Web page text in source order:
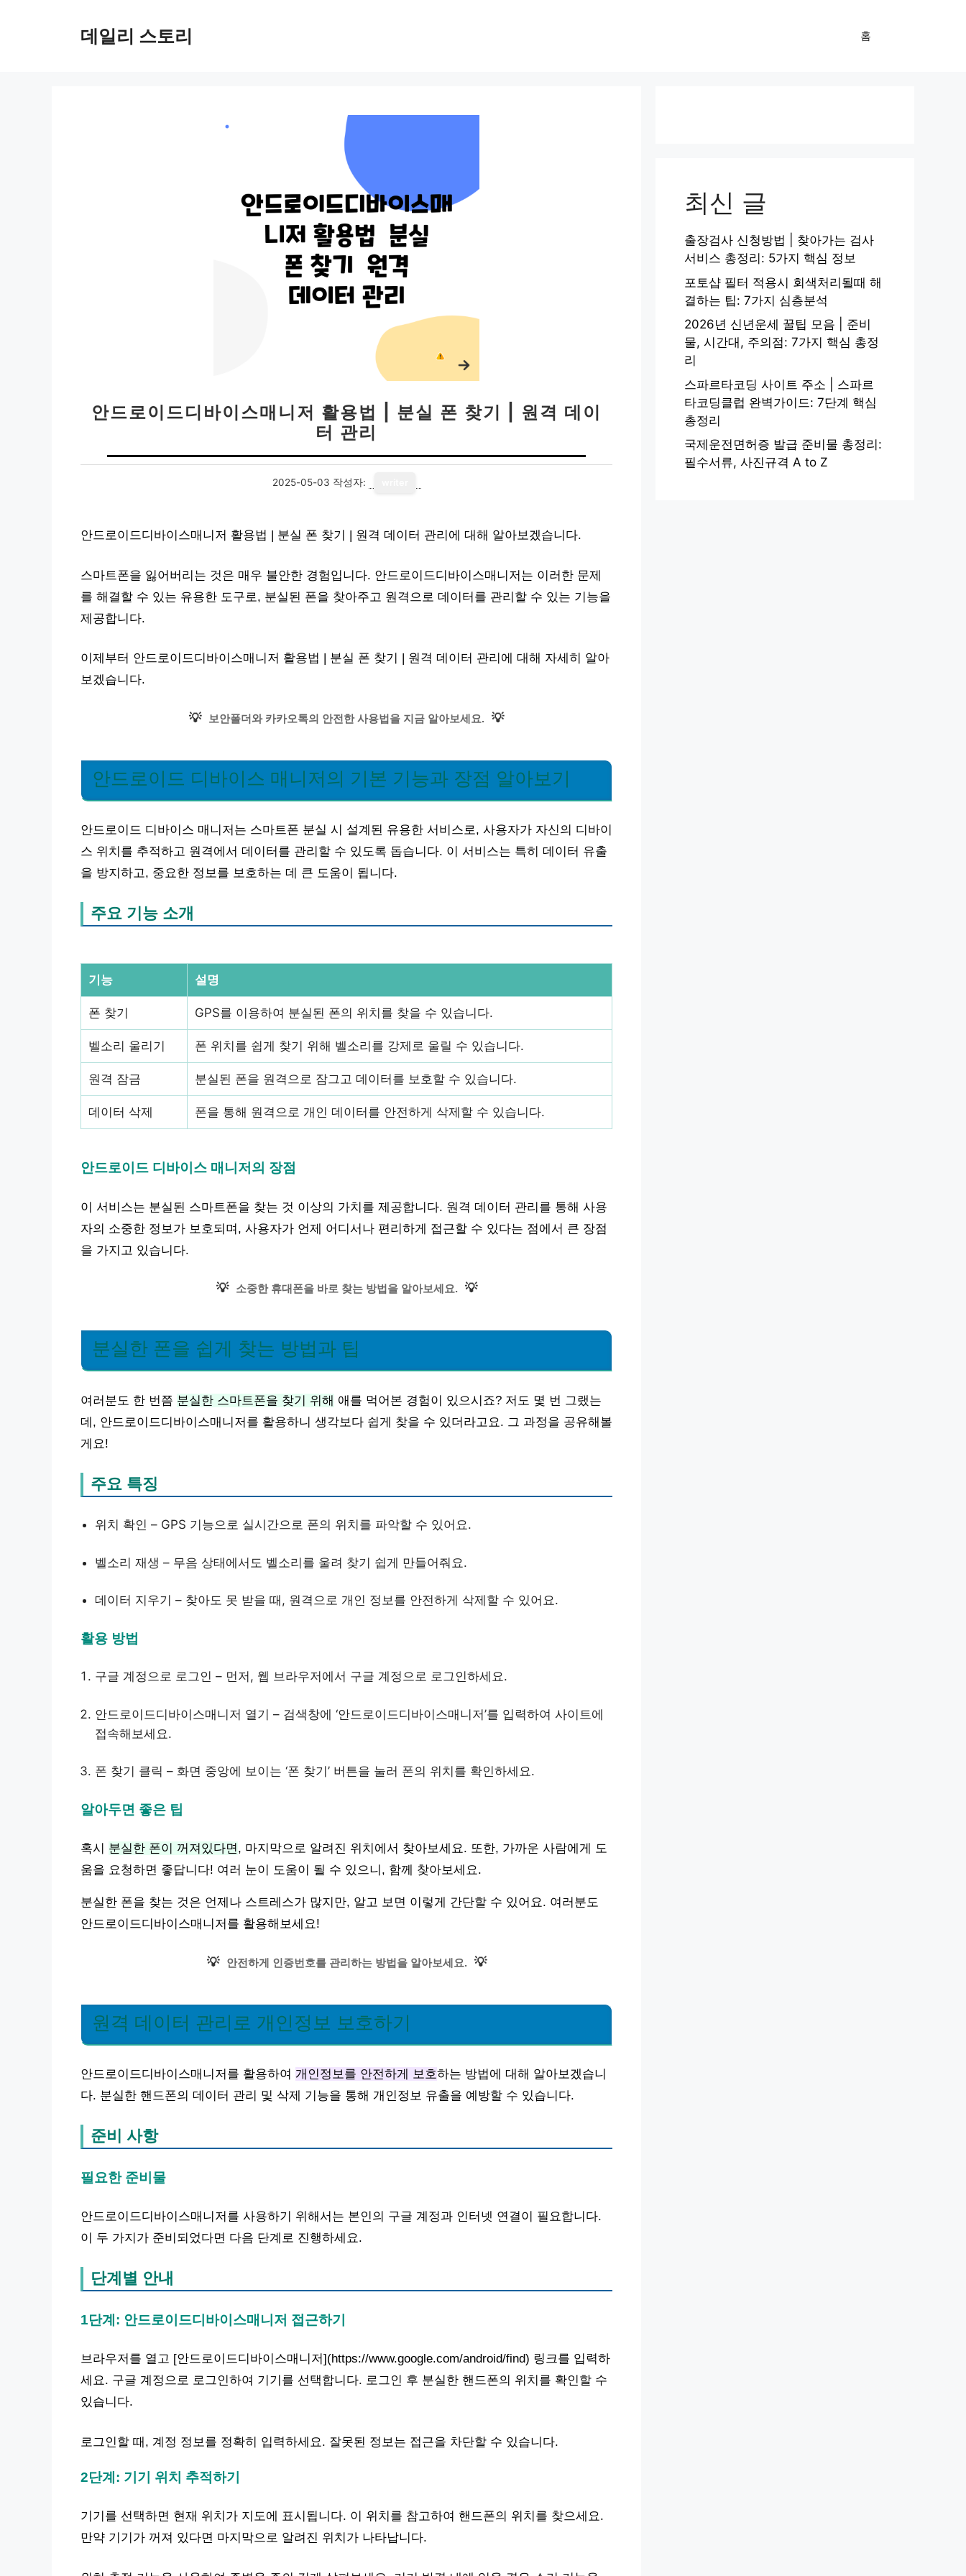
데일리 스토리 홈
안드로이드디바이스매니저 활용법 | 분실 폰 찾기 | 원격 데이
터 관리
2025-05-03 작성자:
안드로이드디바이스매니저 활용법 | 분실 폰 찾기 | 원격 데이터 관리에 대해 알아보겠습니다.
스마트폰을 잃어버리는 것은 매우 불안한 경험입니다. 안드로이드디바이스매니저는 이러한 문제
를 해결할 수 있는 유용한 도구로, 분실된 폰을 찾아주고 원격으로 데이터를 관리할 수 있는 기능을
제공합니다.
이제부터 안드로이드디바이스매니저 활용법 | 분실 폰 찾기 | 원격 데이터 관리에 대해 자세히 알아
보겠습니다.
💡 보안폴더와 카카오톡의 안전한 사용법을 지금 알아보세요. 💡
안드로이드 디바이스 매니저의 기본 기능과 장점 알아보기
안드로이드 디바이스 매니저는 스마트폰 분실 시 설계된 유용한 서비스로, 사용자가 자신의 디바이
스 위치를 추적하고 원격에서 데이터를 관리할 수 있도록 돕습니다. 이 서비스는 특히 데이터 유출
을 방지하고, 중요한 정보를 보호하는 데 큰 도움이 됩니다.
주요 기능 소개
기능 설명
폰 찾기 GPS를 이용하여 분실된 폰의 위치를 찾을 수 있습니다.
벨소리 울리기 폰 위치를 쉽게 찾기 위해 벨소리를 강제로 울릴 수 있습니다.
원격 잠금 분실된 폰을 원격으로 잠그고 데이터를 보호할 수 있습니다.
데이터 삭제 폰을 통해 원격으로 개인 데이터를 안전하게 삭제할 수 있습니다.
안드로이드 디바이스 매니저의 장점
이 서비스는 분실된 스마트폰을 찾는 것 이상의 가치를 제공합니다. 원격 데이터 관리를 통해 사용
자의 소중한 정보가 보호되며, 사용자가 언제 어디서나 편리하게 접근할 수 있다는 점에서 큰 장점
을 가지고 있습니다.
💡 소중한 휴대폰을 바로 찾는 방법을 알아보세요. 💡
분실한 폰을 쉽게 찾는 방법과 팁
여러분도 한 번쯤 분실한 스마트폰을 찾기 위해 애를 먹어본 경험이 있으시죠? 저도 몇 번 그랬는
데, 안드로이드디바이스매니저를 활용하니 생각보다 쉽게 찾을 수 있더라고요. 그 과정을 공유해볼
게요!
주요 특징
위치 확인 – GPS 기능으로 실시간으로 폰의 위치를 파악할 수 있어요.
벨소리 재생 – 무음 상태에서도 벨소리를 울려 찾기 쉽게 만들어줘요.
데이터 지우기 – 찾아도 못 받을 때, 원격으로 개인 정보를 안전하게 삭제할 수 있어요.
활용 방법
구글 계정으로 로그인 – 먼저, 웹 브라우저에서 구글 계정으로 로그인하세요.
안드로이드디바이스매니저 열기 – 검색창에 ‘안드로이드디바이스매니저’를 입력하여 사이트에
접속해보세요.
폰 찾기 클릭 – 화면 중앙에 보이는 ‘폰 찾기’ 버튼을 눌러 폰의 위치를 확인하세요.
알아두면 좋은 팁
혹시 분실한 폰이 꺼져있다면, 마지막으로 알려진 위치에서 찾아보세요. 또한, 가까운 사람에게 도
움을 요청하면 좋답니다! 여러 눈이 도움이 될 수 있으니, 함께 찾아보세요.
분실한 폰을 찾는 것은 언제나 스트레스가 많지만, 알고 보면 이렇게 간단할 수 있어요. 여러분도
안드로이드디바이스매니저를 활용해보세요!
💡 안전하게 인증번호를 관리하는 방법을 알아보세요. 💡
원격 데이터 관리로 개인정보 보호하기
안드로이드디바이스매니저를 활용하여 개인정보를 안전하게 보호하는 방법에 대해 알아보겠습니
다. 분실한 핸드폰의 데이터 관리 및 삭제 기능을 통해 개인정보 유출을 예방할 수 있습니다.
준비 사항
필요한 준비물
안드로이드디바이스매니저를 사용하기 위해서는 본인의 구글 계정과 인터넷 연결이 필요합니다.
이 두 가지가 준비되었다면 다음 단계로 진행하세요.
단계별 안내
1단계: 안드로이드디바이스매니저 접근하기
브라우저를 열고 [안드로이드디바이스매니저](https://www.google.com/android/find) 링크를 입력하
세요. 구글 계정으로 로그인하여 기기를 선택합니다. 로그인 후 분실한 핸드폰의 위치를 확인할 수
있습니다.
로그인할 때, 계정 정보를 정확히 입력하세요. 잘못된 정보는 접근을 차단할 수 있습니다.
2단계: 기기 위치 추적하기
기기를 선택하면 현재 위치가 지도에 표시됩니다. 이 위치를 참고하여 핸드폰의 위치를 찾으세요.
만약 기기가 꺼져 있다면 마지막으로 알려진 위치가 나타납니다.
최신 글
출장검사 신청방법 | 찾아가는 검사
서비스 총정리: 5가지 핵심 정보
포토샵 필터 적용시 회색처리될때 해
결하는 팁: 7가지 심층분석
2026년 신년운세 꿀팁 모음 | 준비
물, 시간대, 주의점: 7가지 핵심 총정
리
스파르타코딩 사이트 주소 | 스파르
타코딩클럽 완벽가이드: 7단계 핵심
총정리
국제운전면허증 발급 준비물 총정리:
필수서류, 사진규격 A to Z